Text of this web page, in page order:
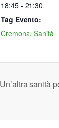
18:45 - 21:30
Tag Evento:
Cremona, Sanità
Un’altra sanità